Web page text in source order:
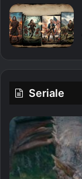
Seriale